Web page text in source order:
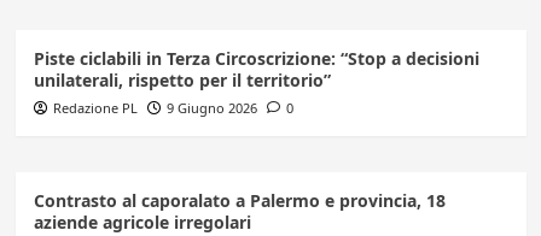
Piste ciclabili in Terza Circoscrizione: “Stop a decisioni
unilaterali, rispetto per il territorio”
Redazione PL 9 Giugno 2026 0
Contrasto al caporalato a Palermo e provincia, 18
aziende agricole irregolari